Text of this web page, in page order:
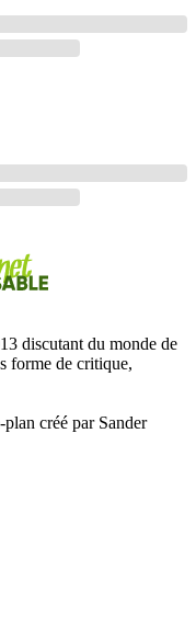
discutant du monde de
forme de critique,
créé par Sander